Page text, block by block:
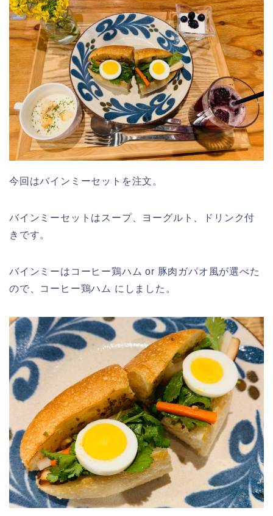
今回はバインミーセットを注文。
バインミーセットはスープ、ヨーグルト、ドリンク付
きです。
バインミーはコーヒー鶏ハム or 豚肉ガパオ風が選べた
ので、コーヒー鶏ハム にしました。